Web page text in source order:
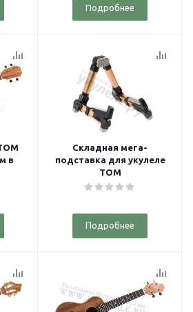
Подробнее
в
Складная мега-
подставка для укулеле
TOM
Подробнее